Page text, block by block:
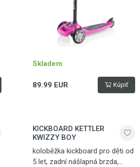
Skladem
89.99 EUR Kúpiť
KICKBOARD KETTLER
KWIZZY BOY
koloběžka kickboard pro děti od
5 let, zadní nášlapná brzda,